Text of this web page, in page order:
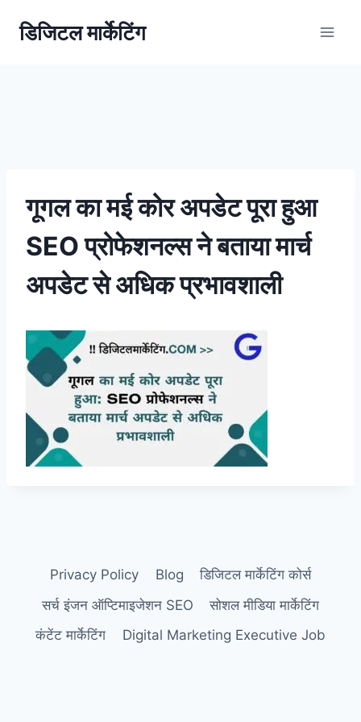
डिजिटल मार्केटिंग
गूगल का मई कोर अपडेट पूरा हुआ
SEO प्रोफेशनल्स ने बताया मार्च
अपडेट से अधिक प्रभावशाली
Privacy Policy Blog
डिजिटल मार्केटिंग कोर्स
सर्च इंजन ऑप्टिमाइजेशन SEO
सोशल मीडिया मार्केटिंग
कंटेंट मार्केटिंग
Digital Marketing Executive Job